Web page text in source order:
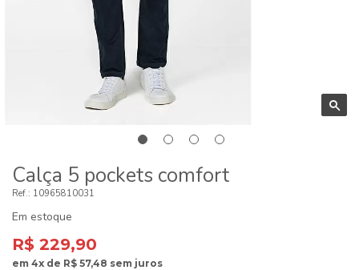
Calça 5 pockets comfort
10965810031
Em estoque
R$ 229,90
em 4x de R$ 57,48 sem juros